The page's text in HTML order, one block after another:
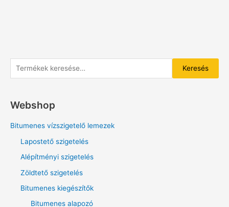
e
e
Keresés
Webshop
Bitumenes vízszigetelő lemezek
Lapostető szigetelés
Alépítményi szigetelés
Zöldtető szigetelés
Bitumenes kiegészítők
Bitumenes alapozó